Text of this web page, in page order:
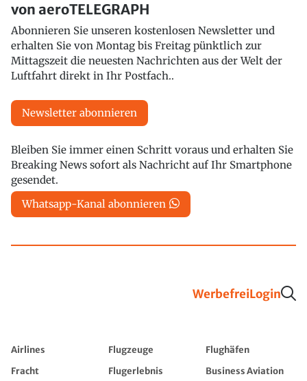
von aeroTELEGRAPH
Abonnieren Sie unseren kostenlosen Newsletter und
erhalten Sie von Montag bis Freitag pünktlich zur
Mittagszeit die neuesten Nachrichten aus der Welt der
Luftfahrt direkt in Ihr Postfach..
Newsletter abonnieren
Bleiben Sie immer einen Schritt voraus und erhalten Sie
Breaking News sofort als Nachricht auf Ihr Smartphone
gesendet.
Whatsapp-Kanal abonnieren
WerbefreiLogin
Airlines Flugzeuge
Flughäfen
Fracht
Flugerlebnis
Business Aviation